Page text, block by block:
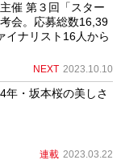
催 第３回「スター
会。応募総数16,39
イナリスト16人から
NEXT 2023.10.10
年・坂本桜の美しさ
連載 2023.03.22